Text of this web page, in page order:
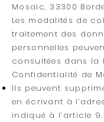
Mosaic, 33300
Les modalités de
traitement des
personnelles
consultées dans la
Confidentialité de
Ils peuvent
en écrivant à
indiqué à l’article